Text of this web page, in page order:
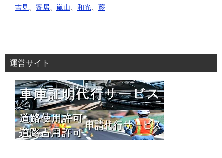
吉見
寄居 嵐山 和光 蕨
運営サイト